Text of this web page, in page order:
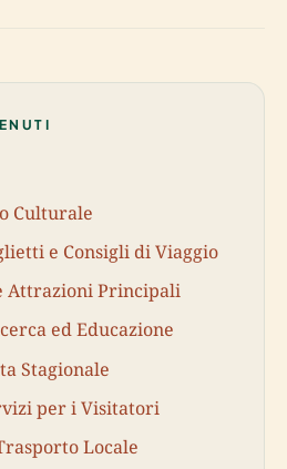
Culturale
e Consigli di Viaggio
Attrazioni Principali
ed Educazione
Stagionale
per i Visitatori
Locale